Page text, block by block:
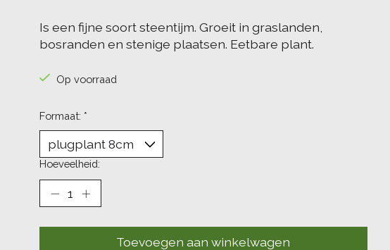
Is een fijne soort steentijm. Groeit in graslanden,
bosranden en stenige plaatsen. Eetbare plant.
Op voorraad
Formaat: *
Hoeveelheid:
Toevoegen aan winkelwagen